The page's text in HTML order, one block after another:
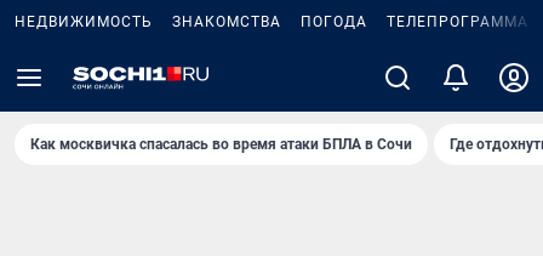
НЕДВИЖИМОСТЬ ЗНАКОМСТВА ПОГОДА ТЕЛЕПРОГРАММА
Как москвичка спасалась во время атаки БПЛА в Сочи Где